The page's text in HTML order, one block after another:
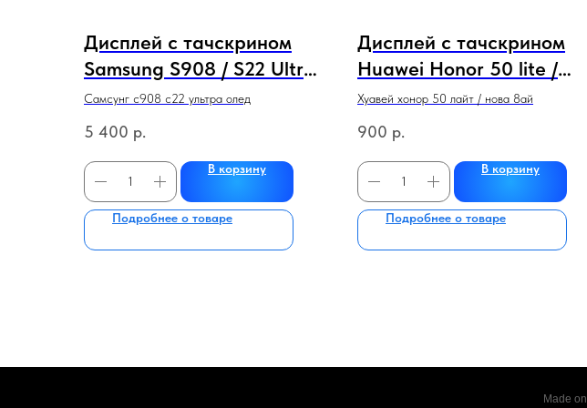
Дисплей с тачскрином
Samsung S908 / S22 Ultra
OLED в рамке
зеленый,фиолетовый,бел
ый,черный полный экран
Самсунг с908 с22 ультра олед
5 400 р.
В корзину
Подробнее о товаре
Дисплей с тачскрином
Huawei Honor 50 lite /
Nova 8i (черный) 100%
оригинал
Хуавей хонор 50 лайт / нова 8ай
900 р.
В корзину
Подробнее о товаре
Made on